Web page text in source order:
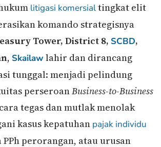
litigasi komersialtingkat elit
komando strategisnya
Tower, District 8, SCBD,
, Skailawlahir dan dirancang
tunggal: menjadi pelindung
perseroanBusiness-to-Business
tegas dan mutlak menolak
kasus kepatuhan pajak individu
perorangan, atau urusan